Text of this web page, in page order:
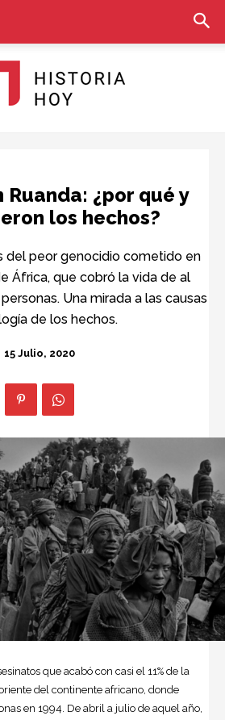
Hoy
Ruanda: ¿por qué y
los hechos?
del peor genocidio cometido en
África, que cobró la vida de al
Una mirada a las causas
de los hechos.
15 Julio, 2020
que acabó con casi el 11% de la
del continente africano, donde
en 1994. De abril a julio de aquel año,